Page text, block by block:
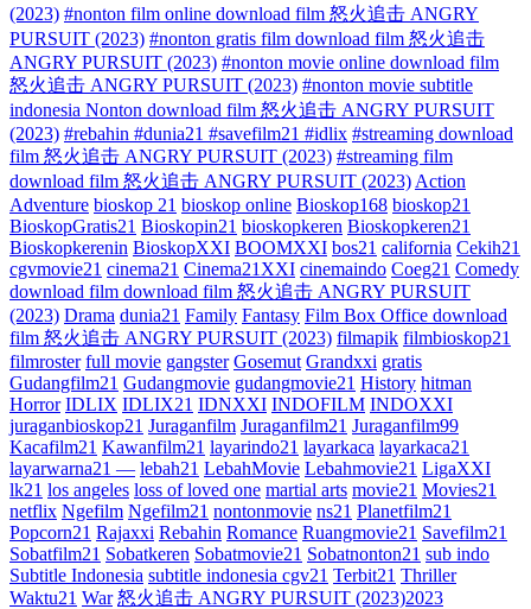
(2023) #nonton film online download film 怒火追击 ANGRY
PURSUIT (2023) #nonton gratis film download film 怒火追击
ANGRY PURSUIT (2023) #nonton movie online download film
怒火追击 ANGRY PURSUIT (2023) #nonton movie subtitle
indonesia Nonton download film 怒火追击 ANGRY PURSUIT
(2023) #rebahin #dunia21 #savefilm21 #idlix #streaming download
film 怒火追击 ANGRY PURSUIT (2023) #streaming film
download film 怒火追击 ANGRY PURSUIT (2023) Action
Adventure bioskop 21 bioskop online Bioskop168 bioskop21
BioskopGratis21 Bioskopin21 bioskopkeren Bioskopkeren21
Bioskopkerenin BioskopXXI BOOMXXI bos21 california Cekih21
cgvmovie21 cinema21 Cinema21XXI cinemaindo Coeg21 Comedy
download film download film 怒火追击 ANGRY PURSUIT
(2023) Drama dunia21 Family Fantasy Film Box Office download
film 怒火追击 ANGRY PURSUIT (2023) filmapik filmbioskop21
filmroster full movie gangster Gosemut Grandxxi gratis
Gudangfilm21 Gudangmovie gudangmovie21 History hitman
Horror IDLIX IDLIX21 IDNXXI INDOFILM INDOXXI
juraganbioskop21 Juraganfilm Juraganfilm21 Juraganfilm99
Kacafilm21 Kawanfilm21 layarindo21 layarkaca layarkaca21
layarwarna21 — lebah21 LebahMovie Lebahmovie21 LigaXXI
lk21 los angeles loss of loved one martial arts movie21 Movies21
netflix Ngefilm Ngefilm21 nontonmovie ns21 Planetfilm21
Popcorn21 Rajaxxi Rebahin Romance Ruangmovie21 Savefilm21
Sobatfilm21 Sobatkeren Sobatmovie21 Sobatnonton21 sub indo
Subtitle Indonesia subtitle indonesia cgv21 Terbit21 Thriller
Waktu21 War 怒火追击 ANGRY PURSUIT (2023)2023